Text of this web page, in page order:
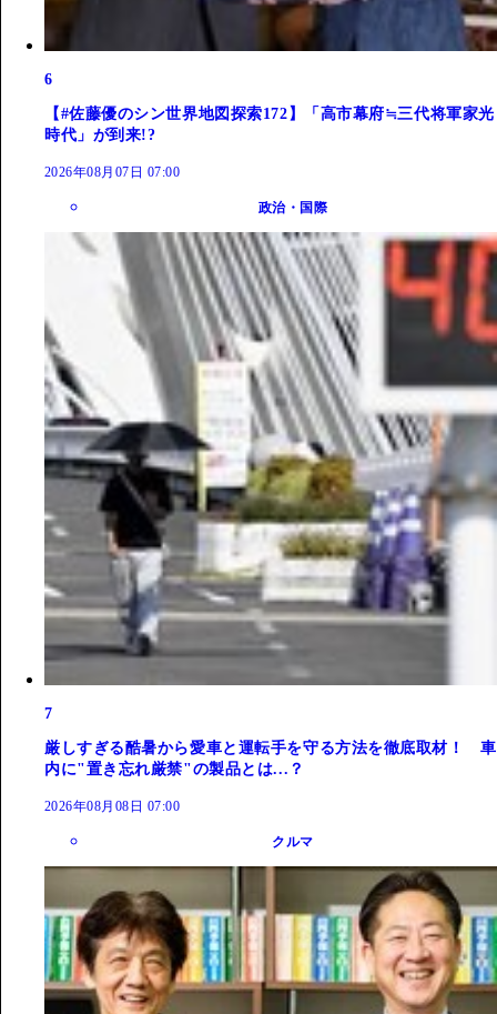
6
【#佐藤優のシン世界地図探索172】「高市幕府≒三代将軍家光
時代」が到来!?
2026年08月07日 07:00
政治・国際
7
厳しすぎる酷暑から愛車と運転手を守る方法を徹底取材！ 車
内に"置き忘れ厳禁"の製品とは...？
2026年08月08日 07:00
クルマ